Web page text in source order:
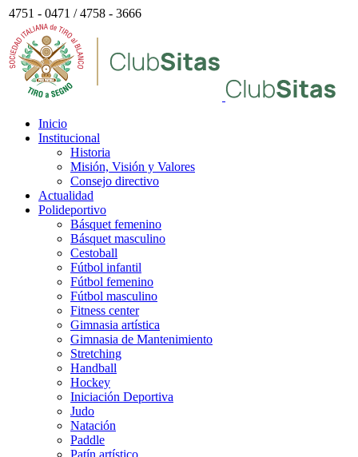
4751 - 0471 / 4758 - 3666
Inicio
Institucional
Historia
Misión, Visión y Valores
Consejo directivo
Actualidad
Polideportivo
Básquet femenino
Básquet masculino
Cestoball
Fútbol infantil
Fútbol femenino
Fútbol masculino
Fitness center
Gimnasia artística
Gimnasia de Mantenimiento
Stretching
Handball
Hockey
Iniciación Deportiva
Judo
Natación
Paddle
Patín artístico